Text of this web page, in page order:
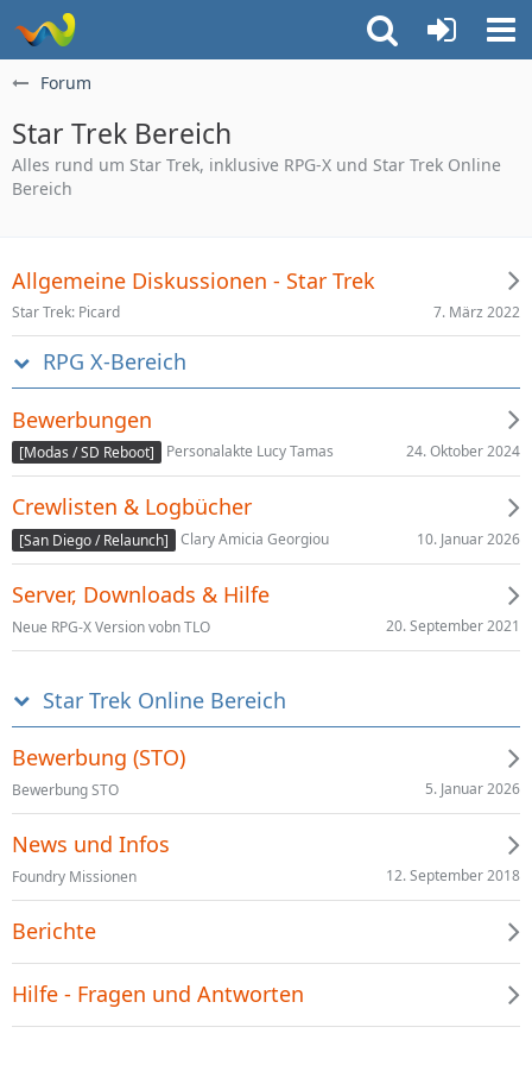
Forum
Star Trek Bereich
Alles rund um Star Trek, inklusive RPG-X und Star Trek Online
Bereich
Allgemeine Diskussionen - Star Trek
Star Trek: Picard 7. März 2022
RPG X-Bereich
Bewerbungen
[Modas / SD Reboot] Personalakte Lucy Tamas 24. Oktober 2024
Crewlisten & Logbücher
[San Diego / Relaunch] Clary Amicia Georgiou 10. Januar 2026
Server, Downloads & Hilfe
Neue RPG-X Version vobn TLO 20. September 2021
Star Trek Online Bereich
Bewerbung (STO)
Bewerbung STO 5. Januar 2026
News und Infos
Foundry Missionen 12. September 2018
Berichte
Hilfe - Fragen und Antworten